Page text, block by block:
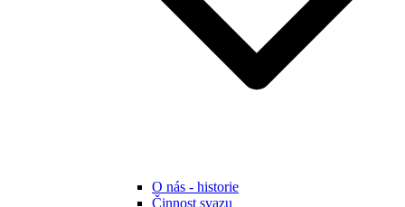
O nás - historie
Činnost svazu